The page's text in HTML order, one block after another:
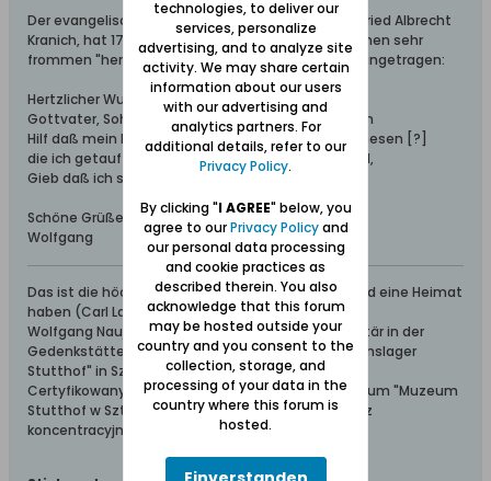
Der evangelische Pfarrer von Fürstenwerder, Gottfried Albrecht
Kranich, hat 1725 kurz nach seinem Amtsantritt einen sehr
frommen "hertzlichen Wunsch" in das Taufbuch eingetragen:
Hertzlicher Wunsch.
Gottvater, Sohn und Geist, Dreyeinigkeit im Wesen
Hilf daß mein Hertzens-Wunsch bei allen mag genesen [?]
die ich getaufft oder getraut, dazu gestorben sind,
Gieb daß ich sie bey dir, im Himmel alle find.
Schöne Grüße aus dem Werder
Wolfgang
Das ist die höchste aller Gaben: Geborgen sein und eine Heimat
haben (Carl Lange)
Wolfgang Naujocks: Zertifizierter Führer und Volontär in der
Gedenkstätte/Museum "Deutsches Konzentrationslager
Stutthof" in Sztutowo
Certyfikowany przewodnik i wolontariusz po muzeum "Muzeum
Stutthof w Sztutowie - Niemiecki nazistowski obóz
koncentracyjny i zagłady"
technologies, to deliver our
services, personalize
advertising, and to analyze site
activity. We may share certain
information about our users
with our advertising and
analytics partners. For
additional details, refer to our
Privacy Policy.
By clicking "I AGREE" below, you
agree to ourPrivacy Policyand
our personal data processing
and cookie practices as
described therein. You also
acknowledge that this forum
may be hosted outside your
country and you consent to the
collection, storage, and
processing of your data in the
country where this forum is
hosted.